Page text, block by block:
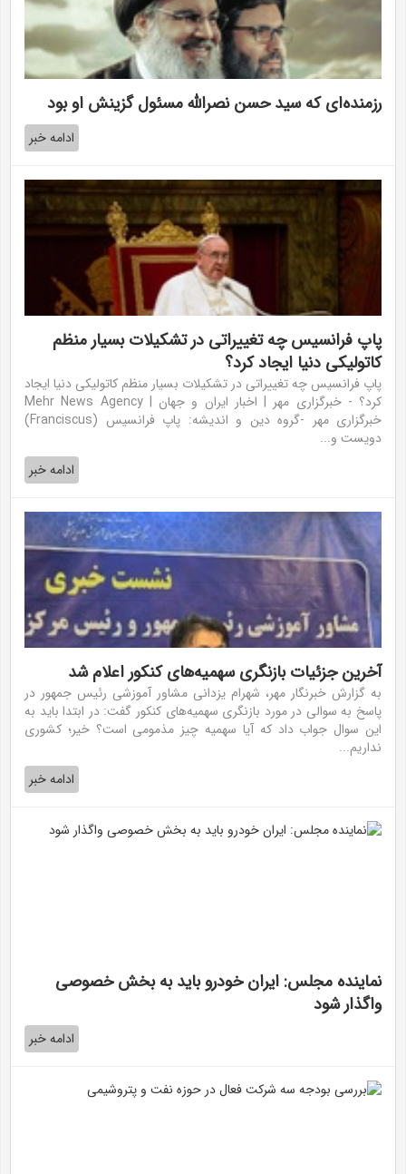
رزمنده‌ای که سید حسن نصرالله مسئول گزینش او بود
ادامه خبر
پاپ فرانسیس چه تغییراتی در تشکیلات بسیار منظم
کاتولیکی دنیا ایجاد کرد؟
پاپ فرانسیس چه تغییراتی در تشکیلات بسیار منظم کاتولیکی دنیا ایجاد
کرد؟ - خبرگزاری مهر | اخبار ایران و جهان | Mehr News Agency
خبرگزاری مهر -گروه دین و اندیشه: پاپ فرانسیس (Franciscus)
دویست و...
ادامه خبر
آخرین جزئیات بازنگری سهمیه‌های کنکور اعلام شد
به گزارش خبرنگار مهر، شهرام یزدانی مشاور آموزشی رئیس جمهور در
پاسخ به سوالی در مورد بازنگری سهمیه‌های کنکور گفت: در ابتدا باید به
این سوال جواب داد که آیا سهمیه چیز مذمومی است؟ خیر؛ کشوری
نداریم...
ادامه خبر
نماینده مجلس: ایران خودرو باید به بخش خصوصی
واگذار شود
ادامه خبر